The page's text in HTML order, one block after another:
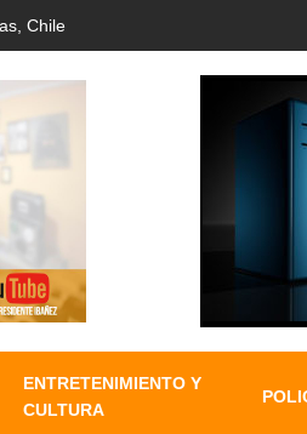
Chile
ENTRETENIMIENTO Y
CULTURA